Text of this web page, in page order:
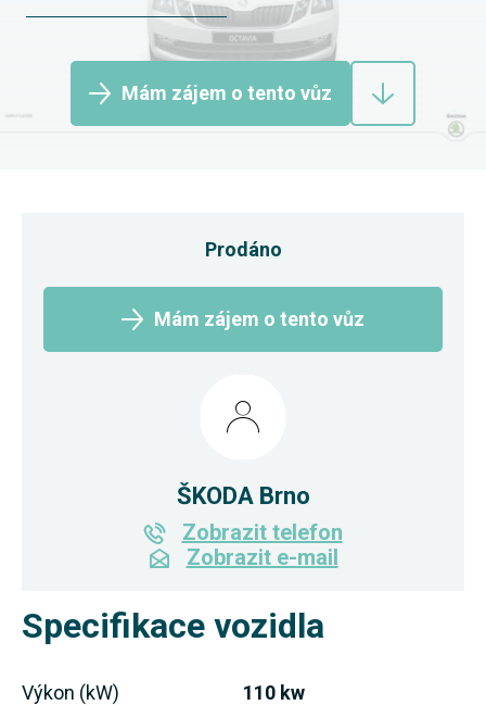
Mám zájem o tento vůz
Specifikace vozidla
Výkon (kW)
110 kw
Prodáno
Mám zájem o tento vůz
ŠKODA Brno
Zobrazit telefon
Zobrazit e-mail